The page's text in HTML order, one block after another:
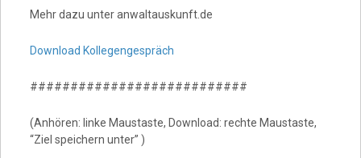
Mehr dazu unter anwaltauskunft.de
Download Kollegengespräch
###########################
(Anhören: linke Maustaste, Download: rechte Maustaste,
“Ziel speichern unter” )